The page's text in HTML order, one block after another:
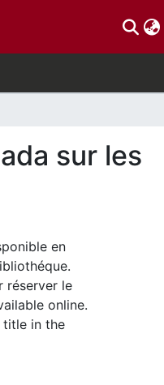
sur les
en
réserver le
online.
title in the